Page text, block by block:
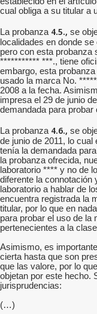
cual obliga a su titular a
La probanza 4.5., se
localidades en donde
pero con esta
*********** ***., tiene
embargo, esta
usado la marca No.
2008 a la fecha.
impresa el 29 de junio
demandada para
La probanza 4.6., se
de junio de 2011, lo
tenía la demandada
la probanza ofrecida,
laboratorio **** y no de
diferente la connotación
laboratorio a hablar de
encuentra registrada la
titular, por lo que en
para probar el uso de
pertenecientes a la
Asimismo, es
cierta hasta que son
que las valore, por lo
objetan por este hecho.
jurisprudencias:
(…)